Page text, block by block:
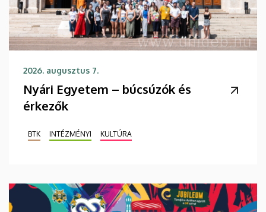
2026. augusztus 7.
Nyári Egyetem – búcsúzók és
érkezők
BTK INTÉZMÉNYI KULTÚRA